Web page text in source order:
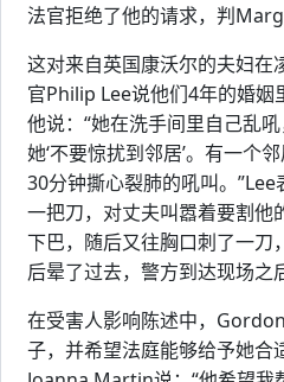
法官拒绝了他的请求，判
这对来自英国康沃尔的夫妇在
官Philip Lee说他们4年的婚姻
他说：“她在洗手间里自己乱
她‘不要惊扰到邻居’。有一个
30分钟撕心裂肺的吼叫。
一把刀，对丈夫叫嚣着要割他
下巴，随后又往胸口刺了一
后晕了过去，警方到达现场之
在受害人影响陈述中，
子，并希望法庭能够给予她合